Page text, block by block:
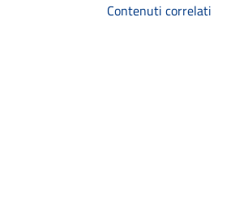
Contenuti correlati